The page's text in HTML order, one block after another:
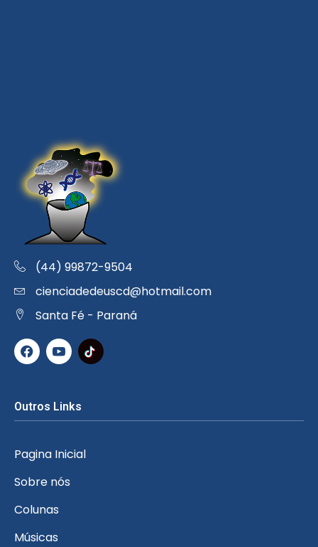
(44) 99872-9504
cienciadedeuscd@hotmail.com
Santa Fé - Paraná
Outros Links
Pagina Inicial
Sobre nós
Colunas
Músicas